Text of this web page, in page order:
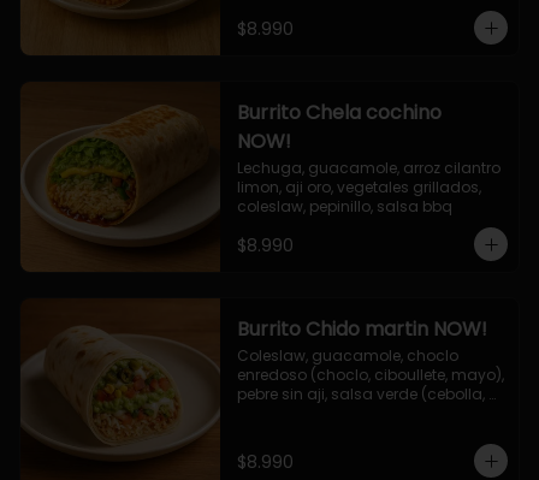
$8.990
Burrito Chela cochino
NOW!
Lechuga, guacamole, arroz cilantro
limon, aji oro, vegetales grillados,
coleslaw, pepinillo, salsa bbq
$8.990
Burrito Chido martin NOW!
Coleslaw, guacamole, choclo
enredoso (choclo, ciboullete, mayo),
pebre sin aji, salsa verde (cebolla,
$8.990